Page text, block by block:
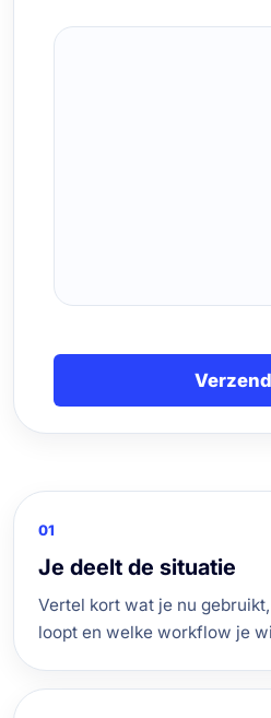
01
Je deelt de situatie
Vertel kort wat je nu
loopt en welke workflow je